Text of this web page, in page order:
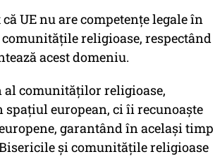
UE nu are competenţe legale în
religioase, respectând
acest domeniu.
al comunităţilor religioase,
european, ci îi recunoaşte
garantând în acelaşi timp
şi comunităţile religioase